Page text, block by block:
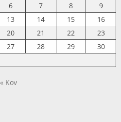
6 7 8
9
13 14 15
16
20 21 22
23
27 28 29
30
« Kov